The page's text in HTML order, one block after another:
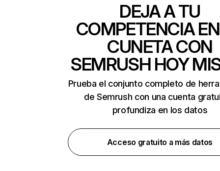
DEJA A TU
COMPETENCIA
CUNETA CON
SEMRUSH HOY
Prueba el conjunto completo de
de Semrush con una cuenta
profundiza en los datos
Acceso gratuito a más datos